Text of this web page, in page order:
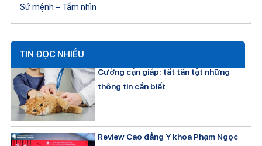
Sứ mệnh – Tầm nhìn
TIN ĐỌC NHIỀU
Cường cận giáp: tất tần tật những
thông tin cần biết
Review Cao đẳng Y khoa Phạm Ngọc